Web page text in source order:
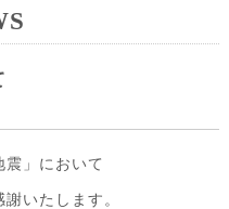
」において
いたします。